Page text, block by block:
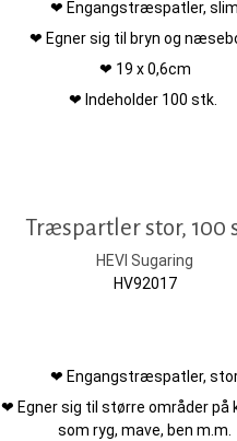
❤ Engangstræspatler, slim
❤ Egner sig til bryn og
❤ 19 x 0,6cm
❤ Indeholder 100 stk.
Træspartler stor, 100
HEVI Sugaring
HV92017
❤ Engangstræspatler,
❤ Egner sig til større områder på
som ryg, mave, ben m.m.